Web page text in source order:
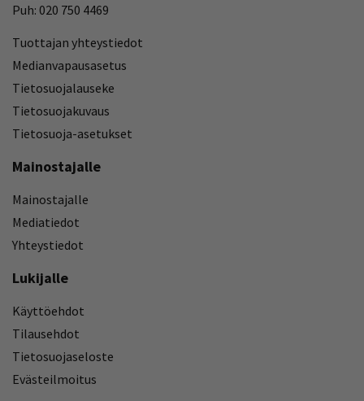
Puh: 020 750 4469
Tuottajan yhteystiedot
Medianvapausasetus
Tietosuojalauseke
Tietosuojakuvaus
Tietosuoja-asetukset
Mainostajalle
Mainostajalle
Mediatiedot
Yhteystiedot
Lukijalle
Käyttöehdot
Tilausehdot
Tietosuojaseloste
Evästeilmoitus